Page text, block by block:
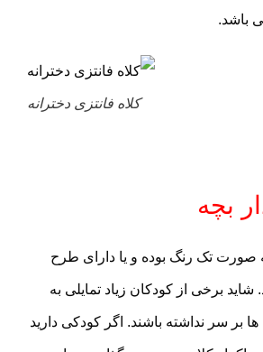
باشد.
کلاه فانتزی دخترانه
بچه
صورت تک رنگ بوده و یا دارای طرح
برخی از کودکان زیاد تمایلی به
ها بر سر نداشته باشند. اگر کودکی دارید